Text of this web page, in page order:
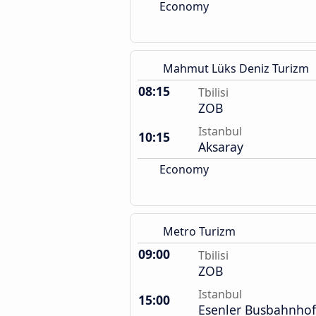
Economy
Mahmut Lüks Deniz Turizm
08:15 Tbilisi
ZOB
10:15
Istanbul
Aksaray
Economy
Metro Turizm
09:00 Tbilisi
ZOB
15:00
Istanbul
Esenler Busbahnhof